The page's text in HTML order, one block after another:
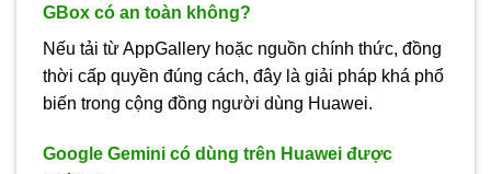
GBox có an toàn không?
Nếu tải từ AppGallery hoặc nguồn chính thức, đồng
thời cấp quyền đúng cách, đây là giải pháp khá phổ
biến trong cộng đồng người dùng Huawei.
Google Gemini có dùng trên Huawei được